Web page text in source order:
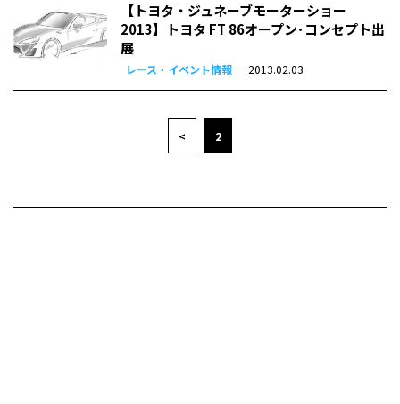
【トヨタ・ジュネーブモーターショー
2013】トヨタ FT 86オープン･コンセプト出
展
レース・イベント情報 2013.02.03
< 2